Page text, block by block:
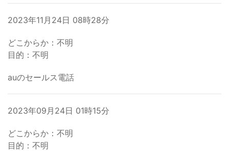
2023年11月24日 08時28分
どこからか：不明
目的：不明
auのセールス電話
2023年09月24日 01時15分
どこからか：不明
目的：不明